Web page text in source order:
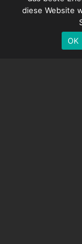
DMC-32
EOS
diese Website
OK